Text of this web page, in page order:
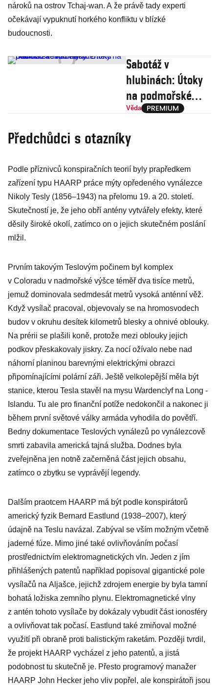
nároků na ostrov Tchaj-wan. A že právě tady experti
očekávají vypuknutí horkého konfliktu v blízké
budoucnosti.
Sabotáž v
hlubinách: Útoky
na podmořské
kabely internetu
války
Věda
Předchůdci s otazníky
Podle příznivců konspiračních teo­rií byly prapředkem
zařízení typu HAARP práce mýty opředeného vynálezce
Nikoly Tesly (1856–1943) na přelomu 19. a 20. století.
Skutečností je, že jeho obří antény vytvářely efekty, které
děsily široké okolí, zatímco on o jejich skutečném poslání
mlžil.
Prvním takovým Teslovým počinem byl komplex
v Coloradu v nadmořské výšce téměř dva tisíce metrů,
jemuž dominovala sedm­desát metrů vysoká anténní věž.
Když vysílač pracoval, objevovaly se na hromosvodech
budov v okruhu desítek kilometrů blesky a ohnivé oblouky.
Na prérii se plašili koně, protože mezi oblouky jejich
podkov přeskakovaly jiskry. Za nocí ožívalo nebe nad
náhorní planinou barevnými elektrickými obrazci
připomínajícími polární záři. Ještě velkolepější měla být
stanice, kterou Tesla stavěl na mysu Wardenclyf na Long ­
Islandu. Tu ale pro finanční potíže nedokončil a nakonec ji
během první světové války armáda vyhodila do povětří.
Bedny dokumentace Teslových vynálezů po vyná­lezcově
smrti zabavila americká tajná služba. Dodnes byla
zveřejněna jen notně začerněná část jejich obsahu,
zatímco o zbytku se vyprávějí legendy.
Dalším praotcem HAARP má být podle konspirátorů
americký fyzik Bernard Eastlund (1938–2007), který
údajně na Teslu navázal. Zabýval se vším možným včetně
jaderné fúze. Mimo jiné také ovlivňováním počasí
prostřednictvím elektromagnetických vln. Jeden z jím
přihlášených patentů například popisoval gigantické pole
vysílačů na Aljašce, jejichž zdrojem energie by byla tamní
bohatá ložiska zemního plynu. Elektromagnetické vlny
z antén tohoto vysílače by dokázaly vybudit část ionosféry
a ovlivňovat tak počasí. Eastlund také zmiňoval možné
využití při obraně proti balistickým raketám. Později tvrdil,
že projekt HAARP vycházel z jeho patentů, a jistá
podobnost tu skutečně je. Přesto programový manažer
HAARP John Hecker jeho vliv popřel, ale konspirátoři jsou